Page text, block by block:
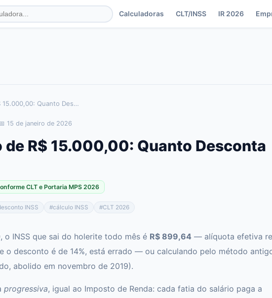
Calculadoras CLT/INSS IR 2026
15.000,00: Quanto Des…
15 de janeiro de 2026
de R$ 15.000,00: Quanto Desconta
CLT e Portaria MPS 2026
INSS #cálculo INSS #CLT 2026
, o INSS que sai do holerite todo mês é R$ 899,64 — alíquota efetiva
o desconto é de 14%, está errado — ou calculando pelo método
abolido em novembro de 2019).
progressiva, igual ao Imposto de Renda: cada fatia do salário paga a